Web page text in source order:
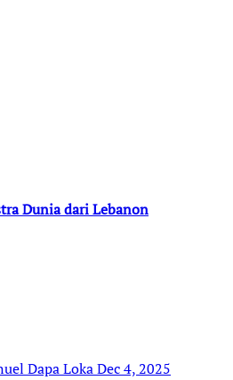
Dunia dari Lebanon
Dapa LokaDec 4, 2025